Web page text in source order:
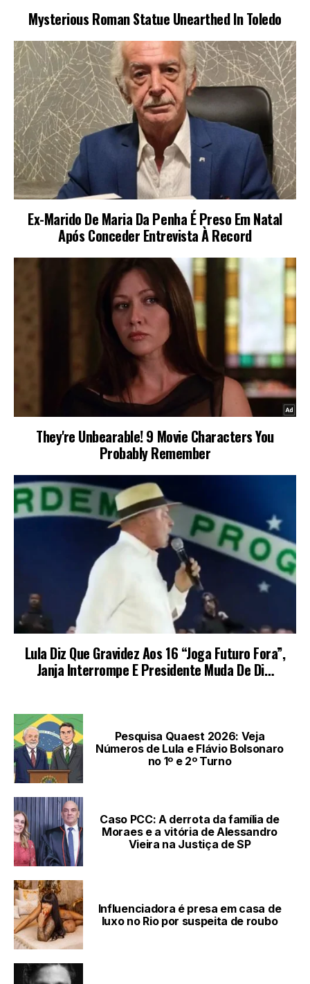
Pesquisa Quaest 2026: Veja
Números de Lula e Flávio Bolsonaro
no 1º e 2º Turno
Caso PCC: A derrota da família de
Moraes e a vitória de Alessandro
Vieira na Justiça de SP
Influenciadora é presa em casa de
luxo no Rio por suspeita de roubo